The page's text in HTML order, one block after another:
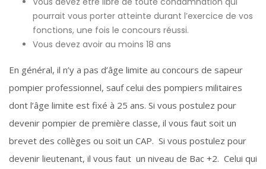
pourrait vous porter atteinte durant l’exercice de vos
fonctions, une fois le concours réussi.
Vous devez avoir au moins 18 ans
En général, il n’y a pas d’âge limite au concours de sapeur
pompier professionnel, sauf celui des pompiers militaires
dont l’âge limite est fixé à 25 ans. Si vous postulez pour
devenir pompier de première classe, il vous faut soit un
brevet des collèges ou soit un CAP. Si vous postulez pour
devenir lieutenant, il vous faut un niveau de Bac +2. Celui qui